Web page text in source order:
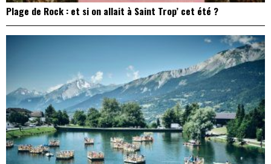
Plage de Rock : et si on allait à Saint Trop’ cet été ?